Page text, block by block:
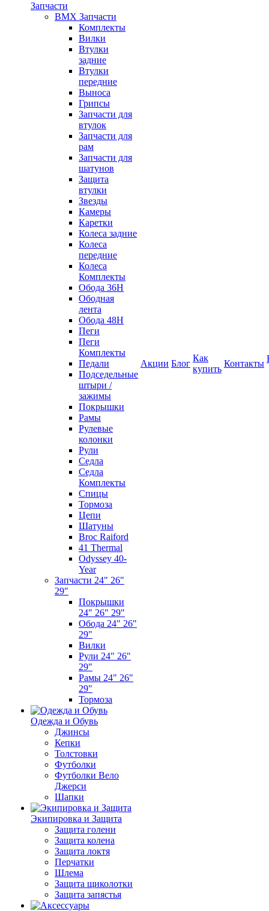
Запчасти
BMX Запчасти
Комплекты
Вилки
Втулки
задние
Втулки
передние
Выноса
Грипсы
Запчасти для
втулок
Запчасти для
рам
Запчасти для
шатунов
Защита
втулки
Звезды
Камеры
Каретки
Колеса задние
Колеса
передние
Колеса
Комплекты
Обода 36H
Ободная
лента
Обода 48H
Пеги
Пеги
Комплекты
Педали
Подседельные
штыри /
зажимы
Покрышки
Рамы
Рулевые
колонки
Рули
Седла
Седла
Комплекты
Спицы
Тормоза
Цепи
Шатуны
Broc Raiford
41 Thermal
Odyssey 40-
Year
Запчасти 24" 26"
29"
Покрышки
24" 26" 29"
Обода 24" 26"
29"
Вилки
Рули 24" 26"
29"
Рамы 24" 26"
29"
Тормоза
Одежда и Обувь
Джинсы
Кепки
Толстовки
Футболки
Футболки Вело
Джерси
Шапки
Экипировка и Защита
Защита голени
Защита колена
Защита локтя
Перчатки
Шлема
Защита щиколотки
Защита запястья
Акции Блог
Как
купить
Контакты